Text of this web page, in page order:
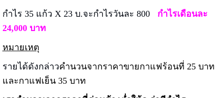
กำไร 35 แก้ว X 23 บ.จะกำไรวันละ 800 กำไรเดือนละ
24,000 บาท
หมายเหตุ
รายได้ดังกล่าวคำนวนจากราคาขายกาแฟร้อนที่ 25 บาท
และกาแฟเย็น 35 บาท